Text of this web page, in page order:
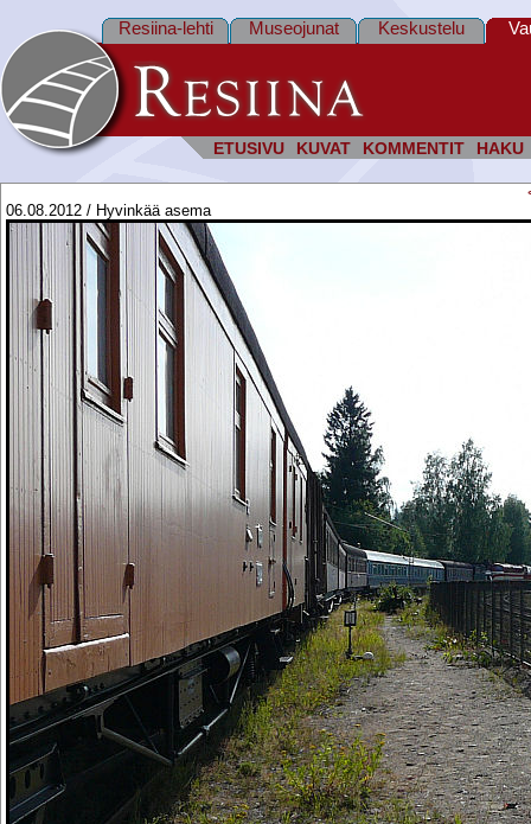
ETUSIVU KUVAT KOMMENTIT HAKU
Resiina-lehti Museojunat Keskustelu
06.08.2012 / Hyvinkää asema